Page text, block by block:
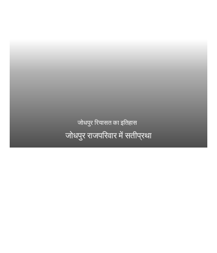
जोधपुर रियासत का इतिहास
जोधपुर राजपरिवार में सतीप्रथा